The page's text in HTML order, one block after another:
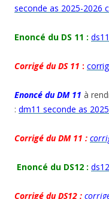
seconde as 2025-2026
Enoncé du DS 11 :
Corrigé du DS 11 :
Enoncé du DM 11 à
: dm11 seconde as
Corrigé du DM 11 :
Enoncé du DS12 :
Corrigé du DS12 :